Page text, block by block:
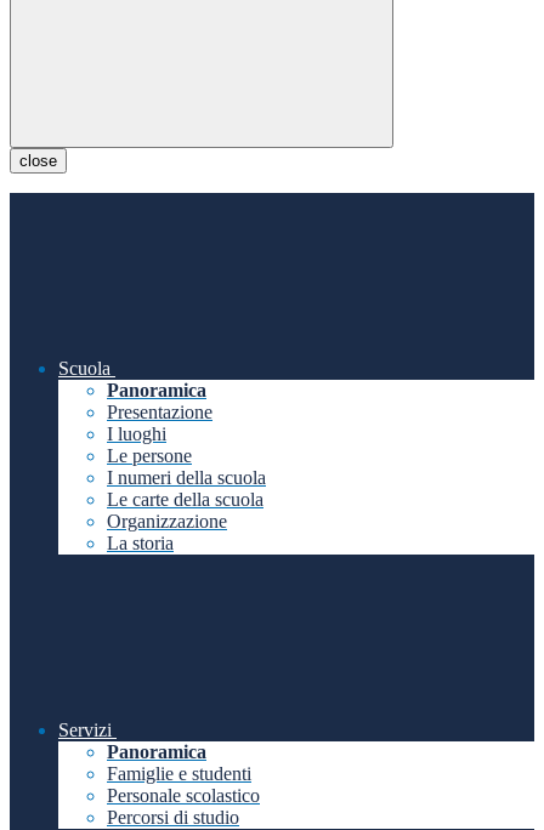
close
Scuola
Panoramica
Presentazione
I luoghi
Le persone
I numeri della scuola
Le carte della scuola
Organizzazione
La storia
Servizi
Panoramica
Famiglie e studenti
Personale scolastico
Percorsi di studio